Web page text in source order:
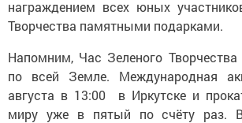
награждением всех юных
Творчества памятными подарками.
Напомним, Час Зеленого
по всей Земле. Международная
августа в 13:00 в Иркутске и
миру уже в пятый по счёту раз.